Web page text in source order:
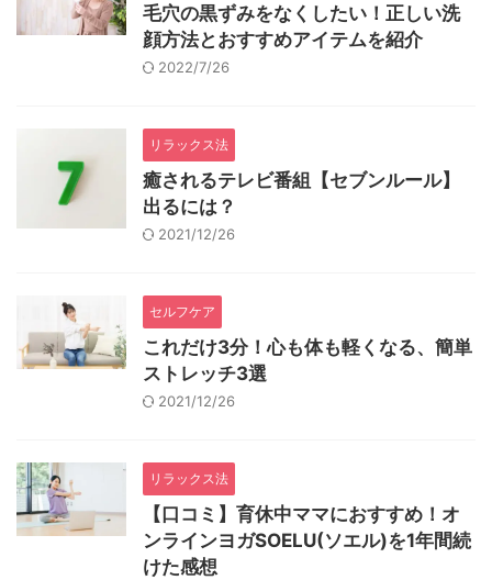
毛穴の黒ずみをなくしたい！正しい洗
顔方法とおすすめアイテムを紹介
2022/7/26
リラックス法
癒されるテレビ番組【セブンルール】
出るには？
2021/12/26
セルフケア
これだけ3分！心も体も軽くなる、簡単
ストレッチ3選
2021/12/26
リラックス法
【口コミ】育休中ママにおすすめ！オ
ンラインヨガSOELU(ソエル)を1年間続
けた感想